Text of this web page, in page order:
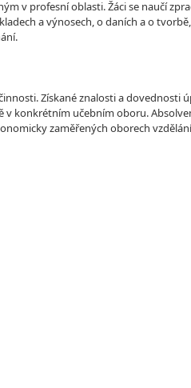
v profesní oblasti. Žáci se naučí
a výnosech, o daních a o tvorbě,
Získané znalosti a dovednosti
v konkrétním učebním oboru.
zaměřených oborech